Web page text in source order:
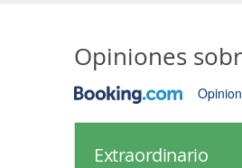
Opiniones
Extraordinario